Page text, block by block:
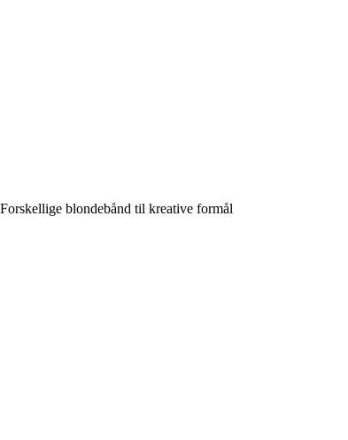
Forskellige blondebånd til kreative formål